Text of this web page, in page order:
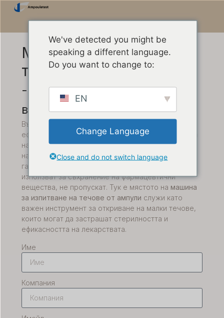
Машина за изпитване на
течове от ампули
- Изпитване за разпадане на
вакуума
Във фармацевтичната индустрия безопасността и
ефикасността на лекарствата зависят от целостта
на техните опаковки. Един от критичните аспекти
на контрола на качеството на опаковките е да се
гарантира, че ампулите, които обикновено се
използват за съхранение на фармацевтични
вещества, не пропускат. Тук е мястото на машина
за изпитване на течове от ампули служи като
важен инструмент за откриване на малки течове,
които могат да застрашат стерилността и
ефикасността на лекарствата.
Име
Компания
We've detected you might be
speaking a different language.
Do you want to change to:
EN
Change Language
Close and do not switch language